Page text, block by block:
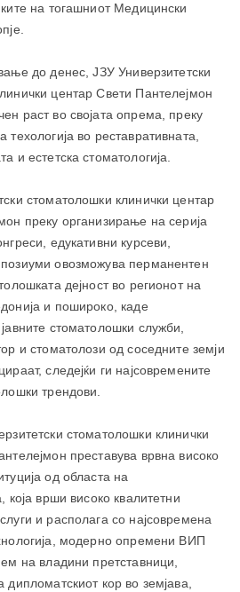
на тогашниот Медицински
до денес, ЈЗУ Универзитетски
центар Свети Пантелејмон
раст во својата опрема, преку
техологија во реставративната,
и естетска стоматологија.
стоматолошки клинички центар
преку организирање на серија
едукативни курсеви,
овозможува перманентен
дејност во регионот на
и пошироко, каде
стоматолошки служби,
и стоматолози од соседните земји
следејќи ги најсовремените
трендови.
стоматолошки клинички
преставува врвна високо
од областа на
која врши високо квалитетни
и располага со најсовремена
модерно опремени ВИП
на владини претставници,
дипломатскиот кор во земјава,